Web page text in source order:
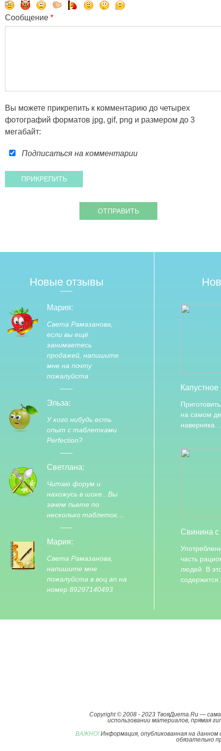
Сообщение *
Вы можете прикрепить к комментарию до четырех
фотографий форматов jpg, gif, png и размером до 3
мегабайт:
Подписаться на комментарии
Новые отзывы
Мария:
Света Рамазанова,
если вы ещё
занимаетесь
продажей, напишите
мне на почту
пожалуйста
Эльза:
У кого нибудь есть
опыт с таблетками
Perfection?
Светлана:
Читаю форум и
нахожусь в шоке.. Вы
зачем пьете по
несколько таблеток…
Мария:
Света Рамазанова,
напишите мне
пожалуйста в воц ап на
номер 89297140493
на самом
Свинина
часть
людей. В
Copyright © 2008 - 2023 ТвояДиета.Ru —
использовании материалов, прямая
ВАЖНО! Информация, опубликованная на
обязательно